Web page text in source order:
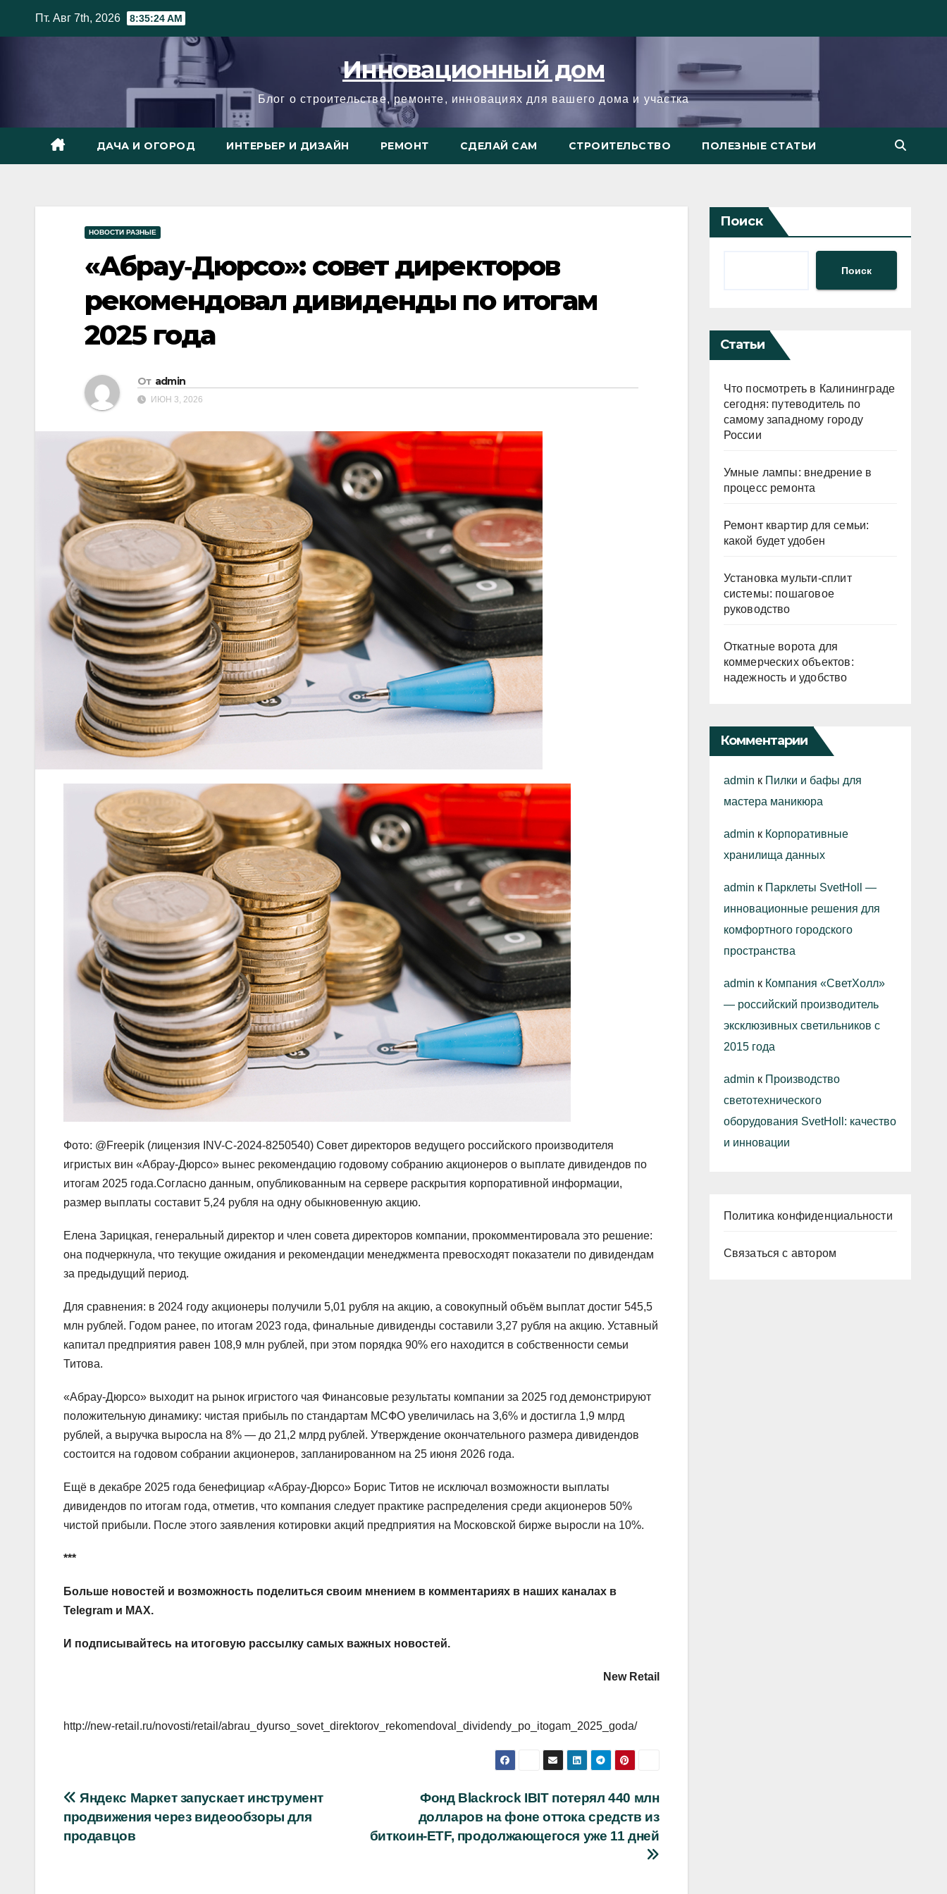
Пт. Авг 7th, 2026 8:35:25 AM
Инновационный дом
Блог о строительстве, ремонте, инновациях для вашего дома и участка
ДАЧА И ОГОРОД ИНТЕРЬЕР И ДИЗАЙН РЕМОНТ СДЕЛАЙ САМ СТРОИТЕЛЬСТВО ПОЛЕЗНЫЕ СТАТЬИ
НОВОСТИ РАЗНЫЕ
«Абрау‑Дюрсо»: совет директоров
рекомендовал дивиденды по итогам
2025 года
От admin
ИЮН 3, 2026
Фото: @Freepik (лицензия INV-C-2024-8250540) Совет директоров ведущего российского производителя
игристых вин «Абрау‑Дюрсо» вынес рекомендацию годовому собранию акционеров о выплате дивидендов по
итогам 2025 года.Согласно данным, опубликованным на сервере раскрытия корпоративной информации,
размер выплаты составит 5,24 рубля на одну обыкновенную акцию.
Елена Зарицкая, генеральный директор и член совета директоров компании, прокомментировала это решение:
она подчеркнула, что текущие ожидания и рекомендации менеджмента превосходят показатели по дивидендам
за предыдущий период.
Для сравнения: в 2024 году акционеры получили 5,01 рубля на акцию, а совокупный объём выплат достиг 545,5
млн рублей. Годом ранее, по итогам 2023 года, финальные дивиденды составили 3,27 рубля на акцию. Уставный
капитал предприятия равен 108,9 млн рублей, при этом порядка 90% его находится в собственности семьи
Титова.
«Абрау-Дюрсо» выходит на рынок игристого чая Финансовые результаты компании за 2025 год демонстрируют
положительную динамику: чистая прибыль по стандартам МСФО увеличилась на 3,6% и достигла 1,9 млрд
рублей, а выручка выросла на 8% — до 21,2 млрд рублей. Утверждение окончательного размера дивидендов
состоится на годовом собрании акционеров, запланированном на 25 июня 2026 года.
Ещё в декабре 2025 года бенефициар «Абрау‑Дюрсо» Борис Титов не исключал возможности выплаты
дивидендов по итогам года, отметив, что компания следует практике распределения среди акционеров 50%
чистой прибыли. После этого заявления котировки акций предприятия на Московской бирже выросли на 10%.
***
Больше новостей и возможность поделиться своим мнением в комментариях в наших каналах в
Telegram и MAX.
И подписывайтесь на итоговую рассылку самых важных новостей.
New Retail
http://new-retail.ru/novosti/retail/abrau_dyurso_sovet_direktorov_rekomendoval_dividendy_po_itogam_2025_goda/
Навигация
по
Фонд Blackrock IBIT потерял 440 млн
долларов на фоне оттока средств из
биткоин-ETF, продолжающегося уже 11 дней
Яндекс Маркет запускает инструмент
продвижения через видеообзоры для
продавцов
Поиск
Поиск
Статьи
Что посмотреть в Калининграде
сегодня: путеводитель по
самому западному городу
России
Умные лампы: внедрение в
процесс ремонта
Ремонт квартир для семьи:
какой будет удобен
Установка мульти-сплит
системы: пошаговое
руководство
Откатные ворота для
коммерческих объектов:
надежность и удобство
Комментарии
admin к Пилки и бафы для
мастера маникюра
admin к Корпоративные
хранилища данных
admin к Парклеты SvetHoll —
инновационные решения для
комфортного городского
пространства
admin к Компания «СветХолл»
— российский производитель
эксклюзивных светильников с
2015 года
admin к Производство
светотехнического
оборудования SvetHoll: качество
и инновации
Политика конфиденциальности
Связаться с автором